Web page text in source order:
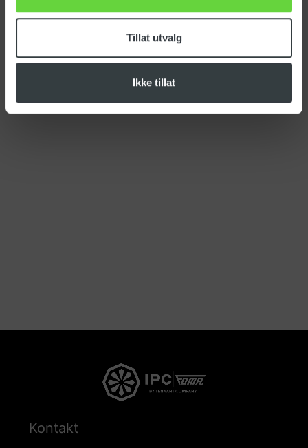
Tillat utvalg
Ikke tillat
Last ned produktark
Kontakt